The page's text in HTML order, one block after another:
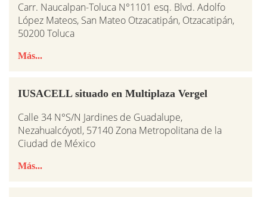
Carr. Naucalpan-Toluca N°1101 esq. Blvd. Adolfo
López Mateos, San Mateo Otzacatipán, Otzacatipán,
50200 Toluca
Más...
IUSACELL situado en Multiplaza Vergel
Calle 34 N°S/N Jardines de Guadalupe,
Nezahualcóyotl, 57140 Zona Metropolitana de la
Ciudad de México
Más...